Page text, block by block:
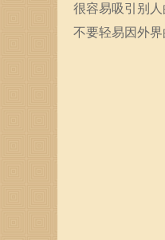
很容易吸引别
不要轻易因外界